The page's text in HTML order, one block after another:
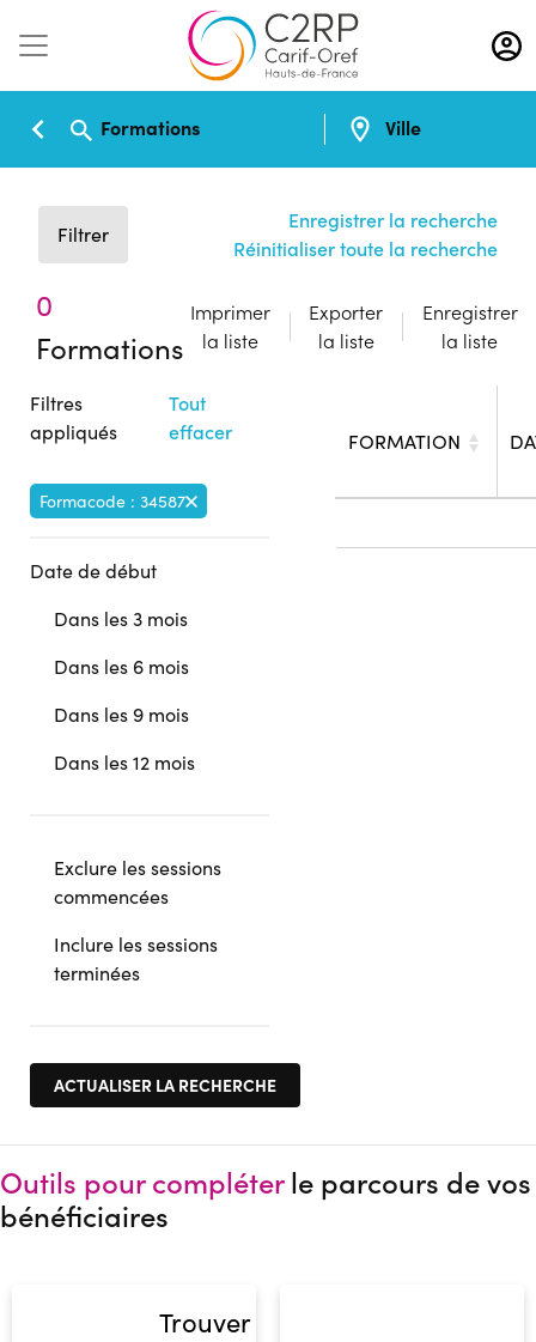
Aller
au
contenu
Formations Ville
Filtrer
Enregistrer la recherche
Réinitialiser toute la recherche
0
Formations
Imprimer
la liste
Exporter
la liste
Enregistrer
la liste
Filtres
appliqués
Tout
effacer
Formacode : 34587
Date de début
Dans les 3 mois
Dans les 6 mois
Dans les 9 mois
Dans les 12 mois
Exclure les sessions
commencées
Inclure les sessions
terminées
FORMATION
Outils pour compléterle parcours de vos
bénéficiaires
Trouver